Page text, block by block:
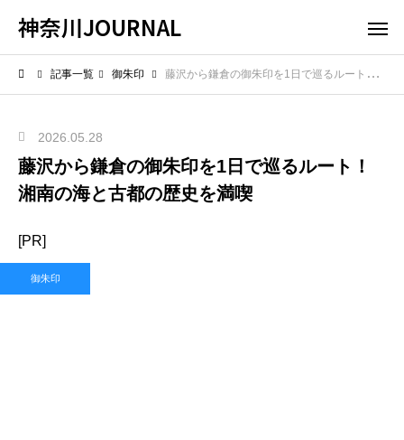
神奈川JOURNAL
記事一覧 御朱印 藤沢から鎌倉の御朱印を1日で巡るルート！湘南の海と古都の歴史を満喫
2026.05.28
藤沢から鎌倉の御朱印を1日で巡るルート！
湘南の海と古都の歴史を満喫
[PR]
御朱印